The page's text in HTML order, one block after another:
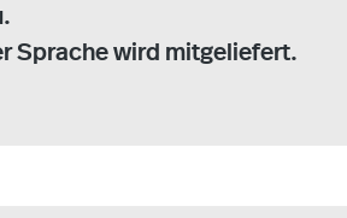
Sprache wird mitgeliefert.